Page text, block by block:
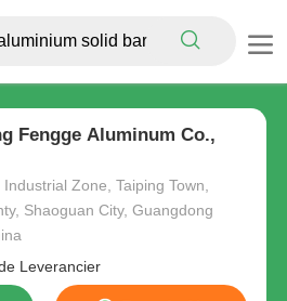
Fengge Aluminum Co.,
Industrial Zone, Taiping Town,
Shaoguan City, Guangdong
Leverancier